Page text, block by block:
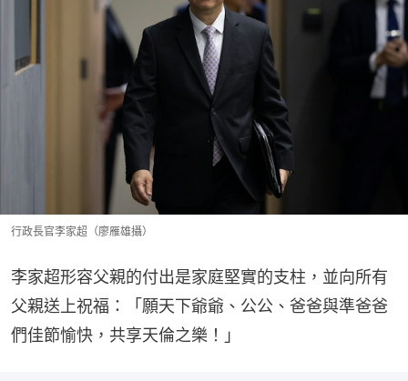
行政長官李家超（廖雁雄攝）
李家超形容父親的付出是家庭堅實的支柱，並向所有
父親送上祝福：「願天下爺爺、公公、爸爸與準爸爸
們佳節愉快，共享天倫之樂！」